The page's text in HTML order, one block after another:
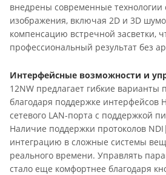
внедрены современные технологии
изображения, включая 2D и 3D
компенсацию встречной засветки,
профессиональный результат без
Интерфейсные возможности и
12NW предлагает гибкие варианты
благодаря поддержке интерфейсов
сетевого LAN-порта с поддержкой
Наличие поддержки протоколов
интеграцию в сложные системы
реального времени. Управлять
стало еще комфортнее благодаря